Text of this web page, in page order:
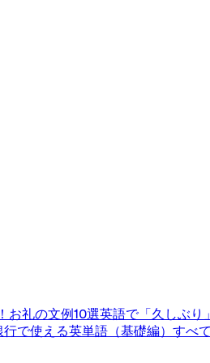
お礼の文例10選英語で「久しぶり
行で使える英単語（基礎編） すべ